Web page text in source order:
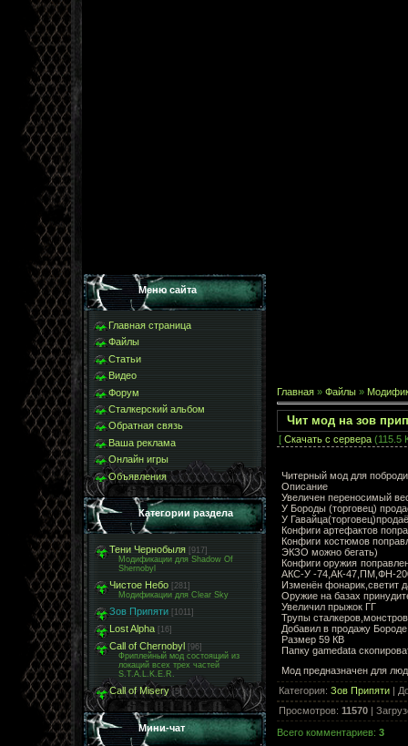
Меню сайта
Главная страница
Файлы
Статьи
Видео
Форум
Сталкерский альбом
Обратная связь
Ваша реклама
Онлайн игры
Объявления
Категории раздела
Тени Чернобыля [917]
Модификации для Shadow Of
Shernobyl
Чистое Небо [281]
Модификации для Clear Sky
Зов Припяти [1011]
Lost Alpha [16]
Call of Chernobyl [96]
Фриплейный мод состоящий из
локаций всех трех частей
S.T.A.L.K.E.R.
Call of Misery [5]
Мини-чат
Главная » Файлы »
Чит мод на зов
[ Скачать с сервера (115.5
Читерный мод для
Описание
Увеличен переносимый
У Бороды (торговец)
У
Конфиги артефактов
Конфиги костюмов
ЭКЗО можно бегать)
Конфиги оружия
АКС-У -74,АК-47,ПМ,ФН-
Изменён фонарик,светит
Оружие на базах
Увеличил прыжок ГГ
Трупы
Добавил в продажу
Размер 59 КВ
Папку gamedata
Мод предназначен для
Категория: Зов Припяти |
Просмотров: 11570 |
Всего комментариев: 3